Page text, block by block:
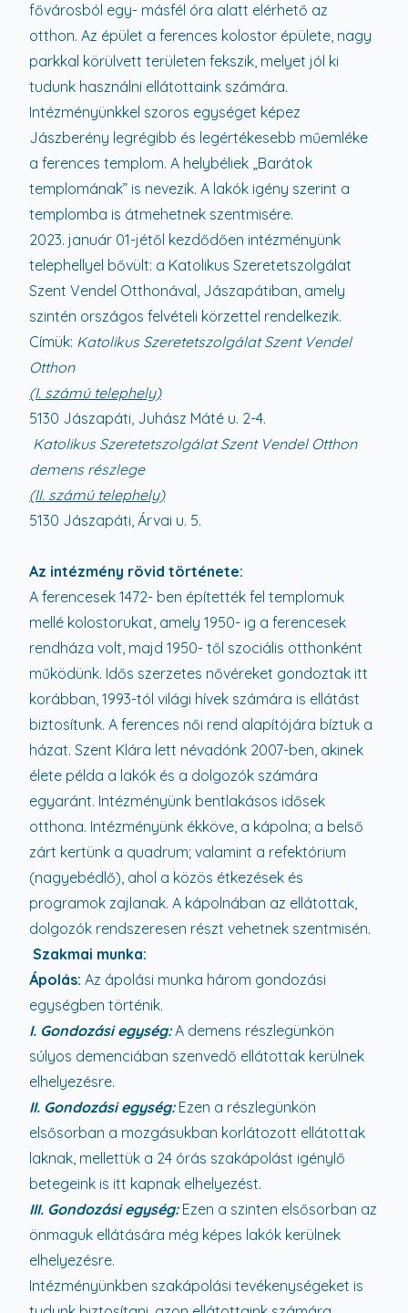
fővárosból egy- másfél óra alatt elérhető az
otthon. Az épület a ferences kolostor épülete, nagy
parkkal körülvett területen fekszik, melyet jól ki
tudunk használni ellátottaink számára.
Intézményünkkel szoros egységet képez
Jászberény legrégibb és legértékesebb műemléke
a ferences templom. A helybéliek „Barátok
templomának” is nevezik. A lakók igény szerint a
templomba is átmehetnek szentmisére.
2023. január 01-jétől kezdődően intézményünk
telephellyel bővült: a Katolikus Szeretetszolgálat
Szent Vendel Otthonával, Jászapátiban, amely
szintén országos felvételi körzettel rendelkezik.
Címük: Katolikus Szeretetszolgálat Szent Vendel
Otthon
(I. számú telephely)
5130 Jászapáti, Juhász Máté u. 2-4.
Katolikus Szeretetszolgálat Szent Vendel Otthon
demens részlege
(II. számú telephely)
5130 Jászapáti, Árvai u. 5.
Az intézmény rövid története:
A ferencesek 1472- ben építették fel templomuk
mellé kolostorukat, amely 1950- ig a ferencesek
rendháza volt, majd 1950- től szociális otthonként
működünk. Idős szerzetes nővéreket gondoztak itt
korábban, 1993-tól világi hívek számára is ellátást
biztosítunk. A ferences női rend alapítójára bíztuk a
házat. Szent Klára lett névadónk 2007-ben, akinek
élete példa a lakók és a dolgozók számára
egyaránt. Intézményünk bentlakásos idősek
otthona. Intézményünk ékköve, a kápolna; a belső
zárt kertünk a quadrum; valamint a refektórium
(nagyebédlő), ahol a közös étkezések és
programok zajlanak. A kápolnában az ellátottak,
dolgozók rendszeresen részt vehetnek szentmisén.
Szakmai munka:
Ápolás: Az ápolási munka három gondozási
egységben történik.
I. Gondozási egység:A demens részlegünkön
súlyos demenciában szenvedő ellátottak kerülnek
elhelyezésre.
II. Gondozási egység:Ezen a részlegünkön
elsősorban a mozgásukban korlátozott ellátottak
laknak, mellettük a 24 órás szakápolást igénylő
betegeink is itt kapnak elhelyezést.
III. Gondozási egység:Ezen a szinten elsősorban az
önmaguk ellátására még képes lakók kerülnek
elhelyezésre.
Intézményünkben szakápolási tevékenységeket is